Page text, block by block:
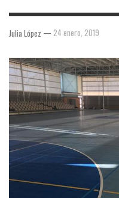
Julia López — 24 enero, 2019